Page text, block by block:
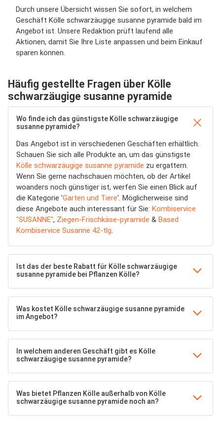
Durch unsere Übersicht wissen Sie sofort, in welchem
Geschäft Kölle schwarzäugige susanne pyramide bald im
Angebot ist. Unsere Redaktion prüft laufend alle
Aktionen, damit Sie Ihre Liste anpassen und beim Einkauf
sparen können.
Häufig gestellte Fragen über Kölle
schwarzäugige susanne pyramide
Wo finde ich das günstigste Kölle schwarzäugige
susanne pyramide?
Das Angebot ist in verschiedenen Geschäften erhältlich.
Schauen Sie sich alle Produkte an, um das günstigste
Kölle schwarzäugige susanne pyramide zu ergattern.
Wenn Sie gerne nachschauen möchten, ob der Artikel
woanders noch günstiger ist, werfen Sie einen Blick auf
die Kategorie 'Garten und Tiere'. Möglicherweise sind
diese Angebote auch interessant für Sie: Kombiservice
"SUSANNE", Ziegen-Frischkäse-pyramide & Based
Kombiservice Susanne 42-tlg.
Ist das der beste Rabatt für Kölle schwarzäugige
susanne pyramide bei Pflanzen Kölle?
Was kostet Kölle schwarzäugige susanne pyramide
im Angebot?
In welchem anderen Geschäft gibt es Kölle
schwarzäugige susanne pyramide?
Was bietet Pflanzen Kölle außerhalb von Kölle
schwarzäugige susanne pyramide noch an?